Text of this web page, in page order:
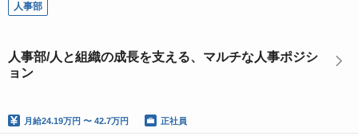
人事部
人事部/人と組織の成長を支える、マルチな人事ポジシ
ョン
月給24.19万円 〜 42.7万円 正社員